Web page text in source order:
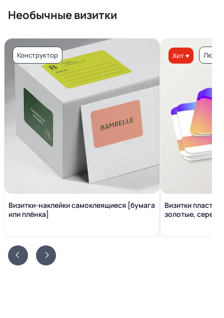
Необычные визитки
Конструктор
Визитки-наклейки самоклеящиеся [бумага
или плёнка]
Хит ♥ Люкс
Визитки
золотые,